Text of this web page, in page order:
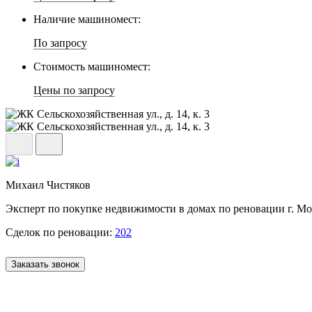
Наличие машиномест:
По запросу
Стоимость машиномест:
Цены по запросу
Михаил Чистяков
Эксперт по покупке недвижимости в домах по реновации г.
Сделок по реновации: 202
Заказать звонок